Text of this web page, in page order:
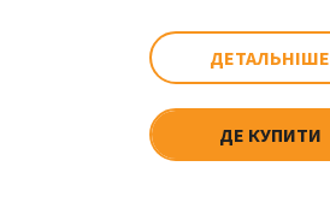
ДЕТАЛЬНІШЕ
ДЕ КУПИТИ